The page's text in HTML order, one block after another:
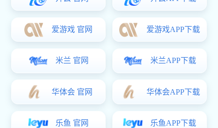
卫生间隔断漏水是许多家庭常见的问题，不仅影响使用体验，还可能
引发邻里纠纷。今天，好博体育 将揭秘卫生间隔断防水密封胶条的
安装技巧，并推荐一些实用的配件，帮助您彻底解决漏水问题。